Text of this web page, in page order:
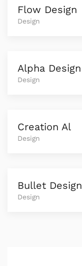
Flow Design
Design
Alpha Design
Design
Creation Al
Design
Bullet Design
Design